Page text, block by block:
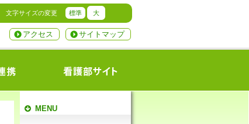
文字サイズの変更 標準 大
サイトマップ
アクセス
MENU